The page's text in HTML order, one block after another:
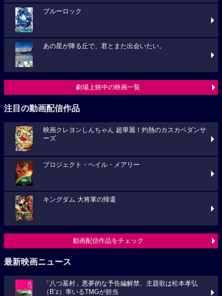
ブルーロック
あの星が降る丘で、君とまた出会いたい。
劇場上映中の映画一覧
注目の動画配信作品
映画クレヨンしんちゃん 超華麗！灼熱のカスカベダンサ
ーズ
プロジェクト・ヘイル・メアリー
キングダム 大将軍の帰還
動画配信作品をチェック
最新映画ニュース
「八つ墓村」悪夢的な予告編解禁、主題歌は松本孝弘
（B’z）率いるTMGが担当